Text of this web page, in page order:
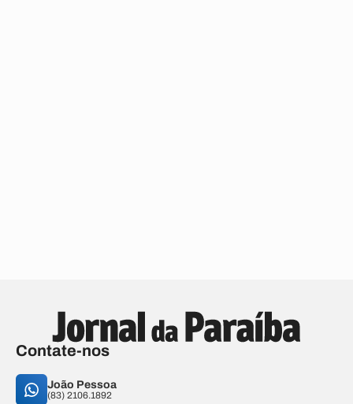
Contate-nos
João Pessoa
(83) 2106.1892